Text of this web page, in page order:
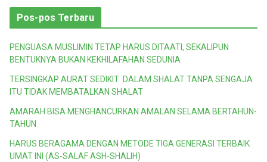
Pos-pos Terbaru
PENGUASA MUSLIMIN TETAP HARUS DITAATI, SEKALIPUN
BENTUKNYA BUKAN KEKHILAFAHAN SEDUNIA
TERSINGKAP AURAT SEDIKIT DALAM SHALAT TANPA SENGAJA
ITU TIDAK MEMBATALKAN SHALAT
AMARAH BISA MENGHANCURKAN AMALAN SELAMA BERTAHUN-
TAHUN
HARUS BERAGAMA DENGAN METODE TIGA GENERASI TERBAIK
UMAT INI (AS-SALAF ASH-SHALIH)